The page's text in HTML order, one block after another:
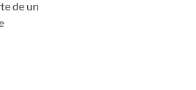
de un